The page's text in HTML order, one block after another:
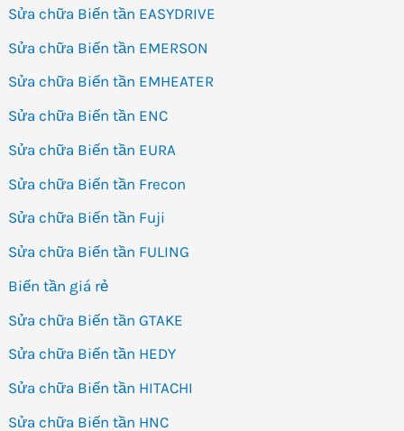
Sửa chữa Biến tần EASYDRIVE
Sửa chữa Biến tần EMERSON
Sửa chữa Biến tần EMHEATER
Sửa chữa Biến tần ENC
Sửa chữa Biến tần EURA
Sửa chữa Biến tần Frecon
Sửa chữa Biến tần Fuji
Sửa chữa Biến tần FULING
Biến tần giá rẻ
Sửa chữa Biến tần GTAKE
Sửa chữa Biến tần HEDY
Sửa chữa Biến tần HITACHI
Sửa chữa Biến tần HNC